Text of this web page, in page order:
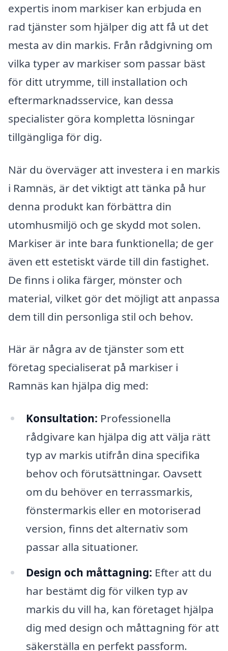
expertis inom markiser kan erbjuda en
rad tjänster som hjälper dig att få ut det
mesta av din markis. Från rådgivning om
vilka typer av markiser som passar bäst
för ditt utrymme, till installation och
eftermarknadsservice, kan dessa
specialister göra kompletta lösningar
tillgängliga för dig.
När du överväger att investera i en markis
i Ramnäs, är det viktigt att tänka på hur
denna produkt kan förbättra din
utomhusmiljö och ge skydd mot solen.
Markiser är inte bara funktionella; de ger
även ett estetiskt värde till din fastighet.
De finns i olika färger, mönster och
material, vilket gör det möjligt att anpassa
dem till din personliga stil och behov.
Här är några av de tjänster som ett
företag specialiserat på markiser i
Ramnäs kan hjälpa dig med:
Konsultation: Professionella
rådgivare kan hjälpa dig att välja rätt
typ av markis utifrån dina specifika
behov och förutsättningar. Oavsett
om du behöver en terrassmarkis,
fönstermarkis eller en motoriserad
version, finns det alternativ som
passar alla situationer.
Design och måttagning: Efter att du
har bestämt dig för vilken typ av
markis du vill ha, kan företaget hjälpa
dig med design och måttagning för att
säkerställa en perfekt passform.